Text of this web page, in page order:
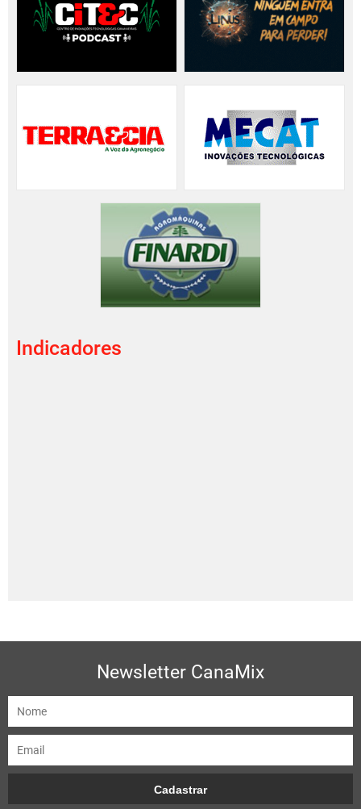
Indicadores
Newsletter CanaMix